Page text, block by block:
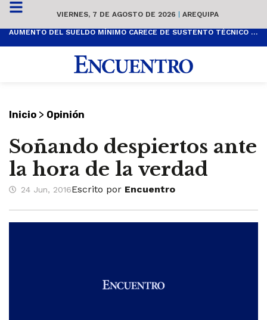
VIERNES, 7 DE AGOSTO DE 2026 | AREQUIPA
AUMENTO DEL SUELDO MÍNIMO CARECE DE SUSTENTO TÉCNICO Y ES POPULISTA
Inicio > Opinión
Soñando despiertos ante
la hora de la verdad
24 Jun, 2016Escrito por Encuentro